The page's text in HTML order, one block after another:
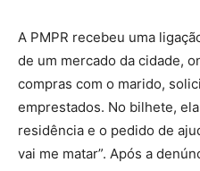
A PMPR recebeu uma
de um mercado da cidade,
compras com o marido,
emprestados. No bilhete,
residência e o pedido de
vai me matar”. Após a